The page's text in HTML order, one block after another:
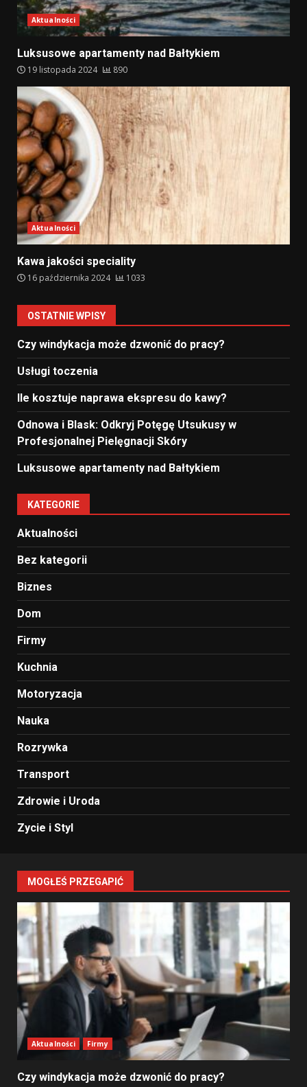
Aktualności
Luksusowe apartamenty nad Bałtykiem
19 listopada 2024 890
Aktualności
Kawa jakości speciality
16 października 2024 1033
OSTATNIE WPISY
Czy windykacja może dzwonić do pracy?
Usługi toczenia
Ile kosztuje naprawa ekspresu do kawy?
Odnowa i Blask: Odkryj Potęgę Utsukusy w
Profesjonalnej Pielęgnacji Skóry
Luksusowe apartamenty nad Bałtykiem
KATEGORIE
Aktualności
Bez kategorii
Biznes
Dom
Firmy
Kuchnia
Motoryzacja
Nauka
Rozrywka
Transport
Zdrowie i Uroda
Zycie i Styl
MOGŁEŚ PRZEGAPIĆ
Aktualności Firmy
Czy windykacja może dzwonić do pracy?